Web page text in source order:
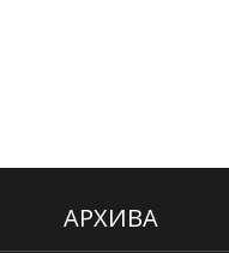
АРХИВА